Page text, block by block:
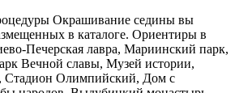
Окрашивание седины вы
в каталоге. Ориентиры в
Печерская лавра, Мариинский парк,
Вечной славы, Музей истории,
Стадион Олимпийский, Дом с